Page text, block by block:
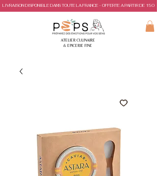
LIVRAISON DISPONIBLE DANS TOUTE LA FRANCE - OFFERTE A PARTIR DE 150€
ATELIER CULINAIRE
& EPICERIE FINE